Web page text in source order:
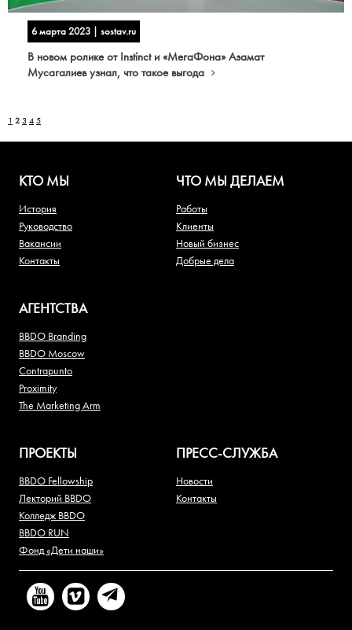
6 марта 2023 | sostav.ru
В новом ролике от Instinct и «МегаФона» Азамат
Мусагалиев узнал, что такое выгода
1 2 3 4 5
КТО МЫ
История
Руководство
Вакансии
Контакты
ЧТО МЫ ДЕЛАЕМ
Работы
Клиенты
Новый бизнес
Добрые дела
АГЕНТСТВА
BBDO Branding
BBDO Moscow
Contrapunto
Proximity
The Marketing Arm
ПРОЕКТЫ
BBDO Fellowship
Лекторий BBDO
Колледж BBDO
BBDO RUN
Фонд «Дети наши»
ПРЕСС-СЛУЖБА
Новости
Контакты